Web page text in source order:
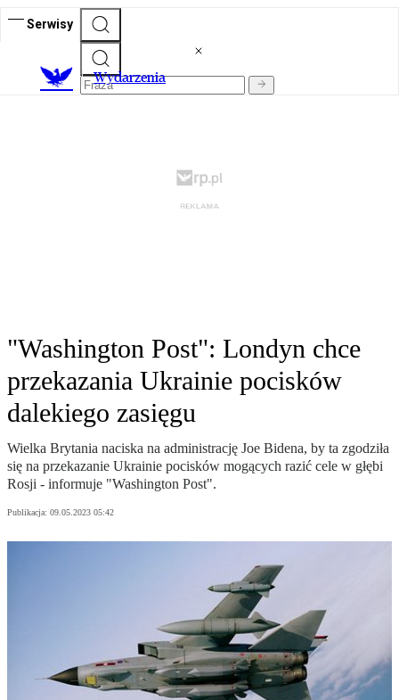
Serwisy
Wydarzenia
"Washington Post": Londyn chce
przekazania Ukrainie pocisków
dalekiego zasięgu
Wielka Brytania naciska na administrację Joe Bidena, by ta zgodziła
się na przekazanie Ukrainie pocisków mogących razić cele w głębi
Rosji - informuje "Washington Post".
Publikacja: 09.05.2023 05:42